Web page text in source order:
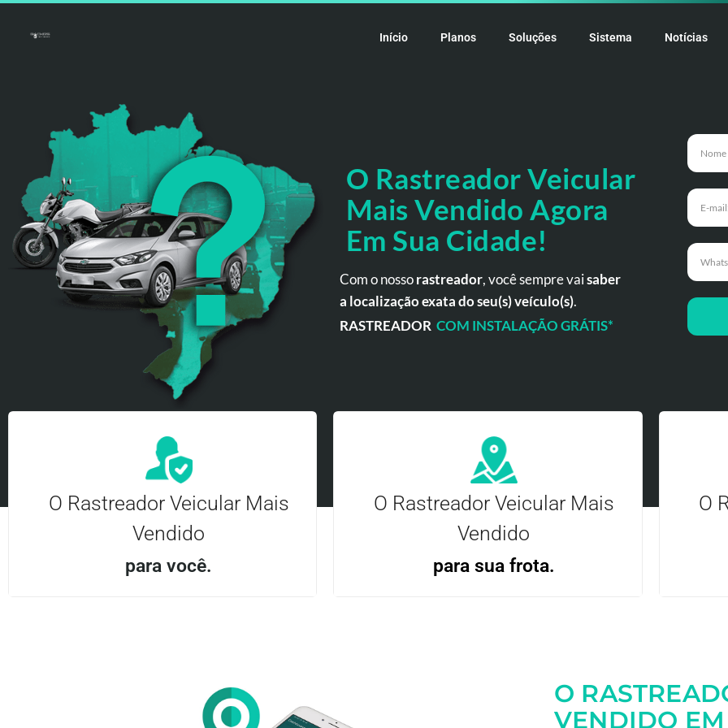
Início Planos Soluções Sistema Notícias
O RastreadorVeicular
Mais Vendido Agora
Em Sua Cidade!
Com o nossorastreador, você sempre vaisaber
a localização exata do seu(s) veículo(s).
RASTREADOR COM INSTALAÇÃO GRÁTIS*
O Rastreador Veicular Mais
Vendido
para você.
Entre em contato
O Rastreador Veicular Mais
Vendido
para sua frota.
O
O
VENDIDO